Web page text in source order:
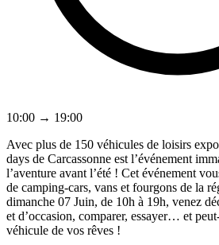
10:00 → 19:00
Avec plus de 150 véhicules de loisirs
days de Carcassonne est l’événement
l’aventure avant l’été ! Cet événement
de camping‑cars, vans et fourgons de la
dimanche 07 Juin, de 10h à 19h, venez
et d’occasion, comparer, essayer… et
véhicule de vos rêves !